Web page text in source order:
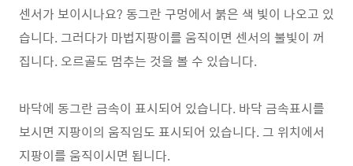
센서가 보이시나요? 동그란 구멍에서 붉은 색 빛이 나오고 있
습니다. 그러다가 마법지팡이를 움직이면 센서의 불빛이 꺼
집니다. 오르골도 멈추는 것을 볼 수 있습니다.
바닥에 동그란 금속이 표시되어 있습니다. 바닥 금속표시를
보시면 지팡이의 움직임도 표시되어 있습니다. 그 위치에서
지팡이를 움직이시면 됩니다.